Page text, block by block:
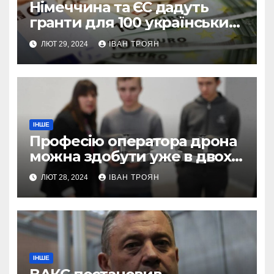
Німеччина та ЄС дадуть
гранти для 100 українських
підприємств
ЛЮТ 29, 2024 ІВАН ТРОЯН
ІНШЕ
Професію оператора дрона
можна здобути уже в двох
профтехах Львівщини
ЛЮТ 28, 2024 ІВАН ТРОЯН
ІНШЕ